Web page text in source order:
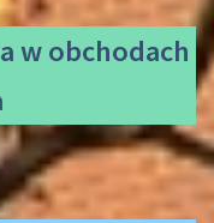
w obchodach